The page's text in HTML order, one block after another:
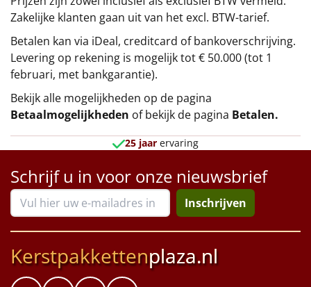
Zakelijke klanten gaan uit van het excl. BTW-tarief.
Betalen kan via iDeal, creditcard of bankoverschrijving.
Levering op rekening is mogelijk tot € 50.000 (tot 1
februari, met bankgarantie).
Bekijk alle mogelijkheden op de pagina
Betaalmogelijkheden of bekijk de pagina Betalen.
25 jaar ervaring
Schrijf u in voor onze nieuwsbrief
Inschrijven
Kerstpakkettenplaza.nl